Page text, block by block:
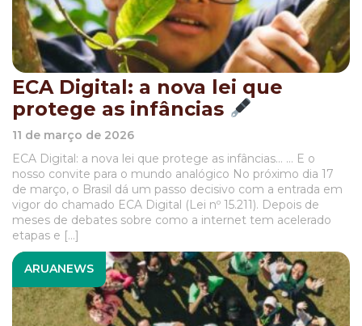
ECA Digital: a nova lei que
protege as infâncias
11 de março de 2026
ECA Digital: a nova lei que protege as infâncias… … E o
nosso convite para o mundo analógico No próximo dia 17
de março, o Brasil dá um passo decisivo com a entrada em
vigor do chamado ECA Digital (Lei nº 15.211). Depois de
meses de debates sobre como a internet tem acelerado
etapas e […]
ARUANEWS